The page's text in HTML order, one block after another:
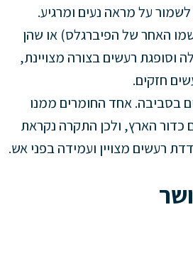
על מראה נעים ומרגיע.
האחר של הפיברגלס) או שהן
וסופגת רעשים בצורה מצויינת,
חזקים.
בסביבה. אחד החומרים ממנו
כדור הארץ, ולכן התקרה נקראת
רעשים מצויין ועמידה בפני אש.